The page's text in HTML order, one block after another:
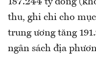
187.244 tỷ đồng
thu, ghi chi cho
trung ương tăng
ngân sách địa